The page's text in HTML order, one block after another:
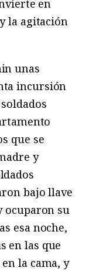
en
la agitación
unas
incursión
que se
y
bajo llave
ocuparon su
esa noche,
en las que
la cama, y